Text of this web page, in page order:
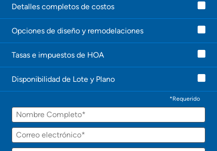
Detalles completos de costos
Opciones de diseño y remodelaciones
Tasas e impuestos de HOA
Disponibilidad de Lote y Plano
*Requerido